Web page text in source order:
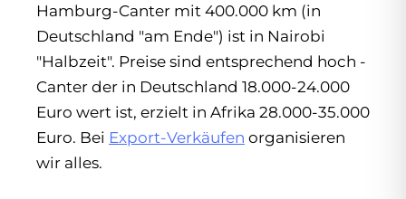
Hamburg-Canter mit 400.000 km (in
Deutschland "am Ende") ist in Nairobi
"Halbzeit". Preise sind entsprechend hoch -
Canter der in Deutschland 18.000-24.000
Euro wert ist, erzielt in Afrika 28.000-35.000
Euro. Bei Export-Verkäufen organisieren
wir alles.